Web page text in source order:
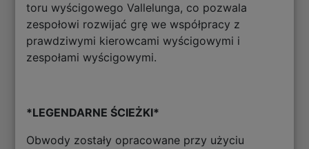
toru wyścigowego Vallelunga, co pozwala
zespołowi rozwijać grę we współpracy z
prawdziwymi kierowcami wyścigowymi i
zespołami wyścigowymi.
*LEGENDARNE ŚCIEŻKI*
Obwody zostały opracowane przy użyciu